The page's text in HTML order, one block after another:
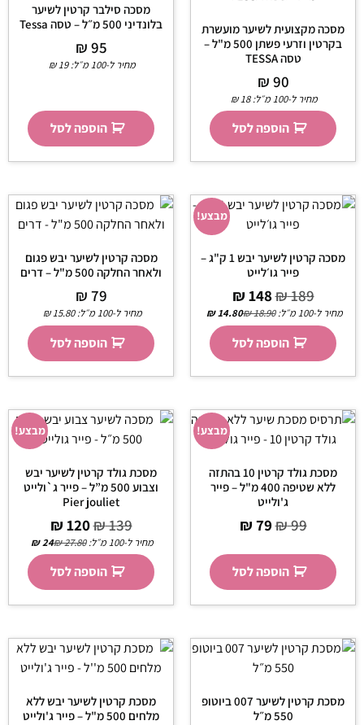
מסכה מקצועית לשיער מועשרת
בקרטין וזרעי פשתן 500 מ"ל –
טסה TESSA
₪90
מחיר ל-100 מ״ל: ₪18
הוספה לסל
מסכה סילבר קרטין לשיער
בלונדיני 500 מ״ל – טסה Tessa
₪95
מחיר ל-100 מ״ל: ₪19
הוספה לסל
מבצע!
מסכה קרטין לשיער יבש 1 ק"ג –
פייר גו׳לייט
₪189
₪148
מחיר ל-100 מ״ל: ₪18.90
₪14.80
הוספה לסל
מסכה קרטין לשיער יבש פגום
ולאחר החלקה 500 מ"ל – דרים
₪79
מחיר ל-100 מ״ל: ₪15.80
הוספה לסל
מבצע!
מסכת גולד קרטין 10 בהתזה
ללא שטיפה 400 מ"ל – פייר
ג'ולייט
₪99
₪79
הוספה לסל
מבצע!
מסכת גולד קרטין לשיער יבש
וצבוע 500 מ”ל – פייר ג`ולייט
Pier jouliet
₪139
₪120
מחיר ל-100 מ״ל: ₪27.80
₪24
הוספה לסל
מסכת קרטין לשיער 007 ביוטופ
550 מ״ל
מסכת קרטין לשיער יבש ללא
מלחים 500 מ"ל – פייר ג'ולייט